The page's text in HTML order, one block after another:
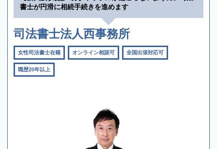
書士が円滑に相続手続きを進めます
司法書士法人西事務所
女性司法書士在籍 オンライン相談可 全国出張対応可
職歴20年以上